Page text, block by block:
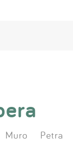
Muro
Petra